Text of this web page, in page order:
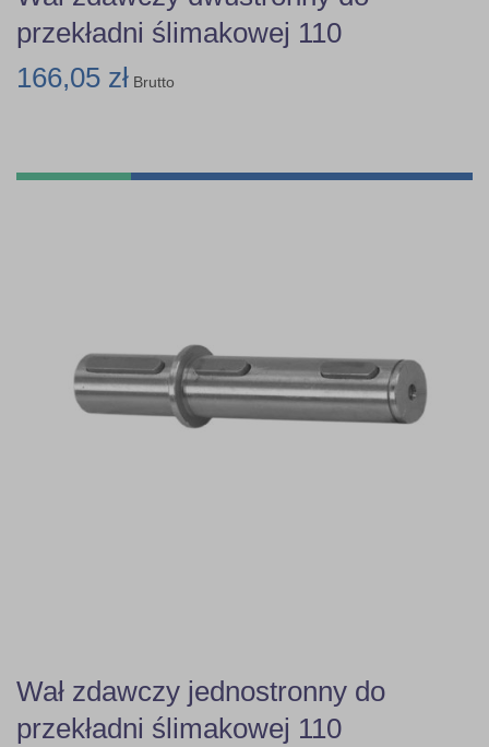
przekładni ślimakowej 110
166,05 zł Brutto
Wał zdawczy jednostronny do
przekładni ślimakowej 110